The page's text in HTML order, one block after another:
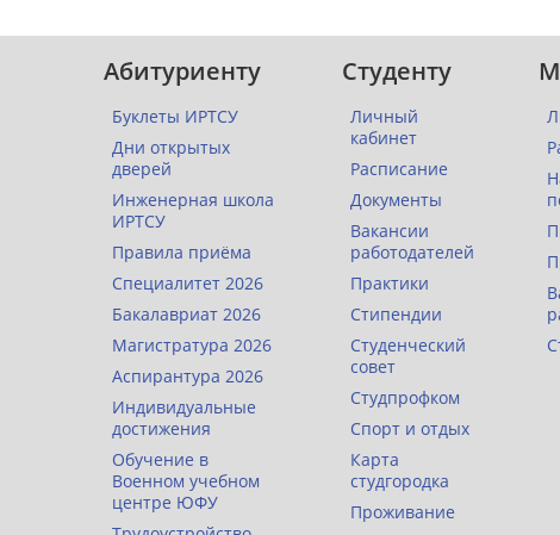
Абитуриенту
Буклеты ИРТСУ
Дни открытых
дверей
Инженерная школа
ИРТСУ
Правила приёма
Специалитет 2026
Бакалавриат 2026
Магистратура 2026
Аспирантура 2026
Индивидуальные
достижения
Обучение в
Военном учебном
центре ЮФУ
Студенту
Личный
кабинет
Расписание
Документы
Вакансии
работодателей
Практики
Стипендии
Студенческий
совет
Студпрофком
Спорт и отдых
Карта
студгородка
Проживание